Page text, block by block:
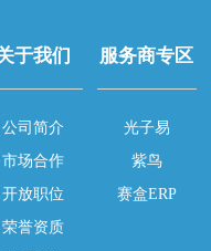
于我们
公司简介
市场合作
开放职位
荣誉资质
服务商专区
光子易
紫鸟
赛盒ERP